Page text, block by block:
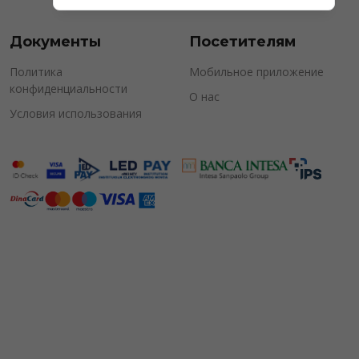
Документы
Политика
конфиденциальности
Условия использования
Посетителям
Мобильное приложение
О нас